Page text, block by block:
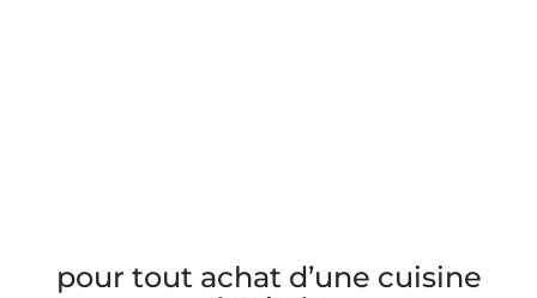
pour tout achat d’une cuisine